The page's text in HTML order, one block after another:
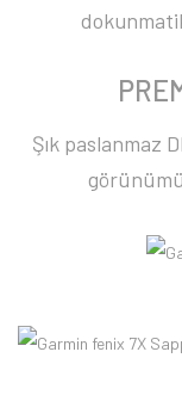
Şık paslanmaz